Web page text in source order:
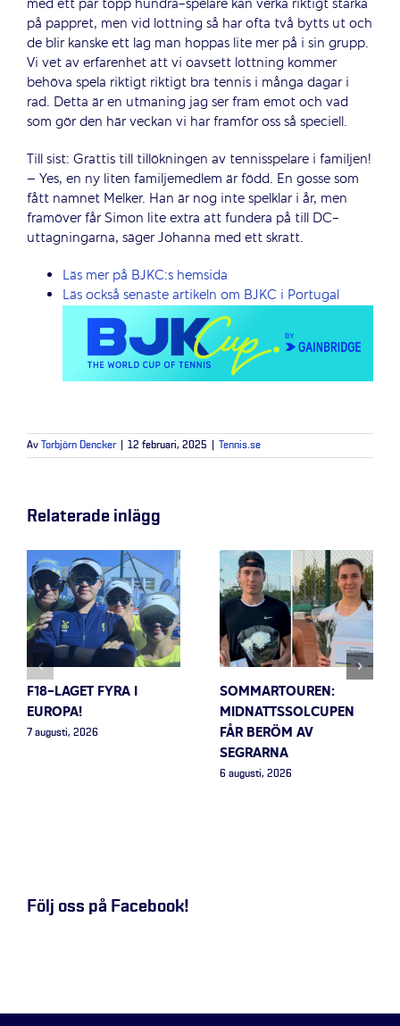
med ett par topp hundra-spelare kan verka riktigt starka
på pappret, men vid lottning så har ofta två bytts ut och
de blir kanske ett lag man hoppas lite mer på i sin grupp.
Vi vet av erfarenhet att vi oavsett lottning kommer
behöva spela riktigt riktigt bra tennis i många dagar i
rad. Detta är en utmaning jag ser fram emot och vad
som gör den här veckan vi har framför oss så speciell.
Till sist: Grattis till tillökningen av tennisspelare i familjen!
– Yes, en ny liten familjemedlem är född. En gosse som
fått namnet Melker. Han är nog inte spelklar i år, men
framöver får Simon lite extra att fundera på till DC-
uttagningarna, säger Johanna med ett skratt.
Läs mer på BJKC:s hemsida
Läs också senaste artikeln om BJKC i Portugal
Av Torbjörn Dencker 12 februari, 2025 Tennis.se
Relaterade inlägg
F18-LAGET FYRA I
EUROPA!
7 augusti, 2026
SOMMARTOUREN:
MIDNATTSSOLCUPEN
FÅR BERÖM AV
SEGRARNA
6 augusti, 2026
Följ oss på Facebook!